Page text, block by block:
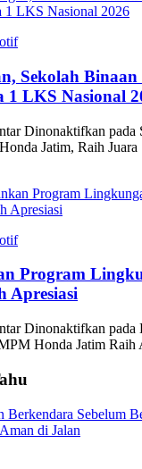
Sekolah
LKS Nasional
Dinonaktifkan pada
Jatim, Raih
Program
Apresiasi
Dinonaktifkan pada
Honda Jatim Raih